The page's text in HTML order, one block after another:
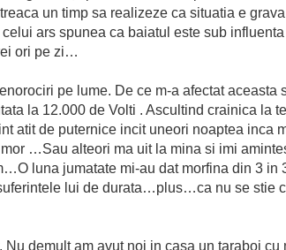
un timp sa realizeze ca situatia e
ars spunea ca baiatul este sub
ori pe zi…
pe lume. De ce m-a afectat aceasta
la 12.000 de Volti . Ascultind crainica la
atit de puternice incit uneori noaptea
…Sau alteori ma uit la mina si imi
luna jumatate mi-au dat morfina din 3
lui de durata…plus…ca nu se stie
demult am avut noi in casa un taraboi